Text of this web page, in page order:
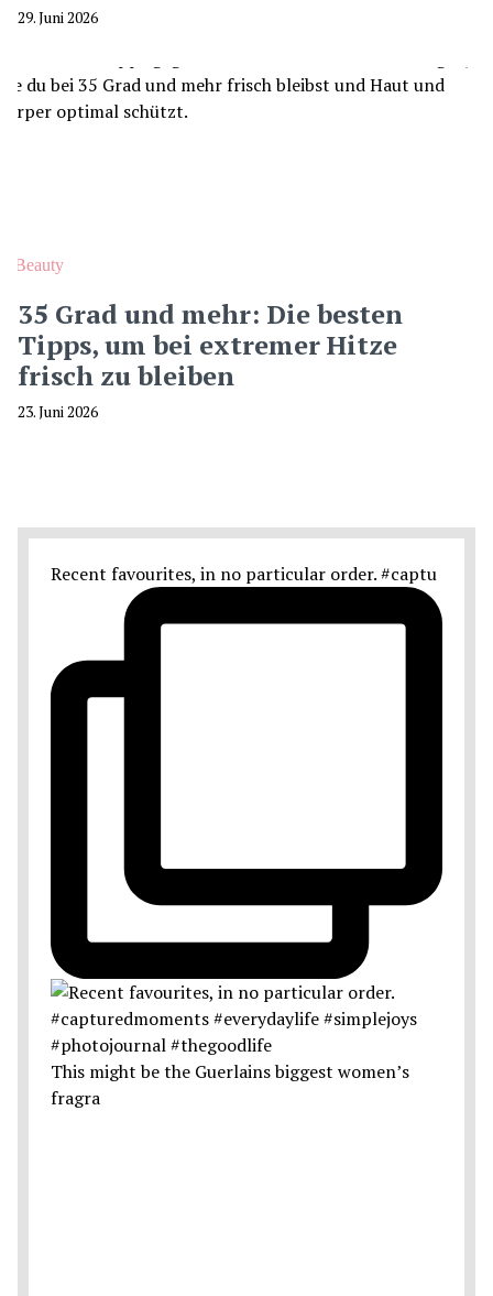
29. Juni 2026
Beauty
35 Grad und mehr: Die besten
Tipps, um bei extremer Hitze
frisch zu bleiben
23. Juni 2026
Recent favourites, in no particular order. #captu
This might be the Guerlains biggest women’s
fragra